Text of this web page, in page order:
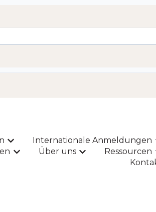
Untermenü für Leistungen anzeigen
Internationale Anmeldungen
Untermenü für Branchenlösungen
Über uns
Untermenü für
Ressourcen